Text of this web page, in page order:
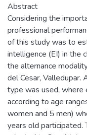
Abstract
Considering the
professional
of this study was to
intelligence (EI) in the
the alternance
del Cesar, Valledupar.
type was used, where
according to age
women and 5 men)
years old